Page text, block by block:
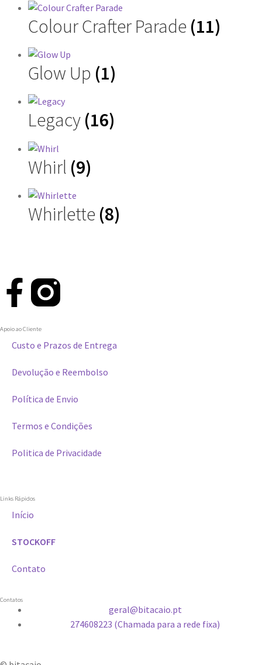
Colour Crafter Parade (11)
Glow Up (1)
Legacy (16)
Whirl (9)
Whirlette (8)
Apoio ao Cliente
Custo e Prazos de Entrega
Devolução e Reembolso
Política de Envio
Termos e Condições
Politica de Privacidade
Links Rápidos
Início
STOCKOFF
Contato
Contatos
geral@bitacaio.pt
274608223 (Chamada para a rede fixa)